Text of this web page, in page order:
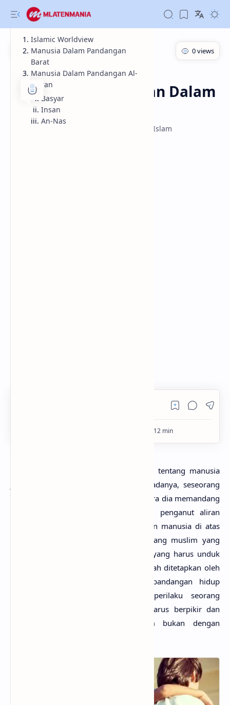
Beranda Informasi
Konsep Kemanusiaan Dalam
Pandangan Islam
Konsep Kemanusiaan Dalam Pandangan Islam
Ketika berbicara tentang manusia
juga hak serta kewajiban yang ada padanya, seseorang
tentu sangat dipengaruhi bagaimana cara dia memandang
hakikat manusia itu sendiri. Seorang penganut aliran
humanisme sekuler yang menempatkan manusia di atas
segalanya tentu berbeda dengan seorang muslim yang
memandang manusia sebagai hamba yang harus unduk
dan diatur oleh sebuah sistem yang telah ditetapkan oleh
Allah. Disinilah pentingnya sebuah pandangan hidup
membentuk pola berpikir dan berperilaku seorang
manusia. Seorang muslim tentunya harus berpikir dan
bertindak layaknya seorang muslim bukan dengan
Islamic Worldview
Manusia Dalam Pandangan
Barat
Manusia Dalam Pandangan Al-
Quran
Basyar
Insan
An-Nas